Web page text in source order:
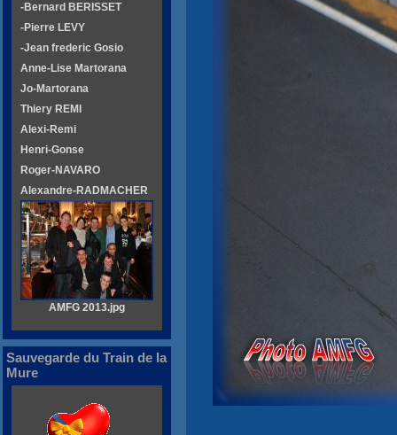
-Bernard BERISSET
-Pierre LEVY
-Jean frederic Gosio
Anne-Lise Martorana
Jo-Martorana
Thiery REMI
Alexi-Remi
Henri-Gonse
Roger-NAVARO
Alexandre-RADMACHER
AMFG 2013.jpg
Sauvegarde du Train de la
Mure